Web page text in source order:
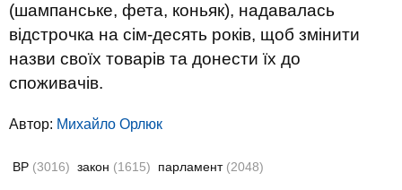
(шампанське, фета, коньяк), надавалась
відстрочка на сім-десять років, щоб змінити
назви своїх товарів та донести їх до
споживачів.
Автор: Михайло Орлюк
ВР (3016) закон (1615) парламент (2048)